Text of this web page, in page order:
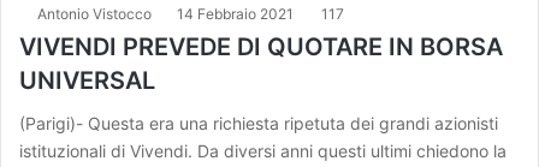
Antonio Vistocco 14 Febbraio 2021 117
VIVENDI PREVEDE DI QUOTARE IN BORSA
UNIVERSAL
(Parigi)- Questa era una richiesta ripetuta dei grandi azionisti
istituzionali di Vivendi. Da diversi anni questi ultimi chiedono la